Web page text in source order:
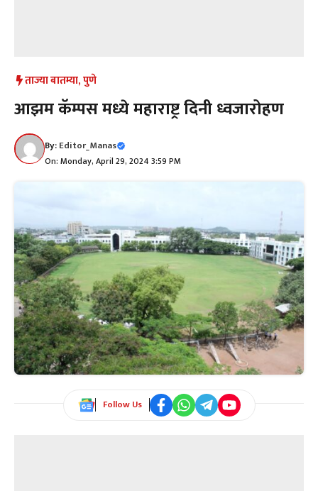
ताज्या बातम्या,पुणे
आझम कॅम्पस मध्ये महाराष्ट्र दिनी ध्वजारोहण
By:Editor_Manas
On: Monday, April 29, 2024 3:59 PM
Follow Us